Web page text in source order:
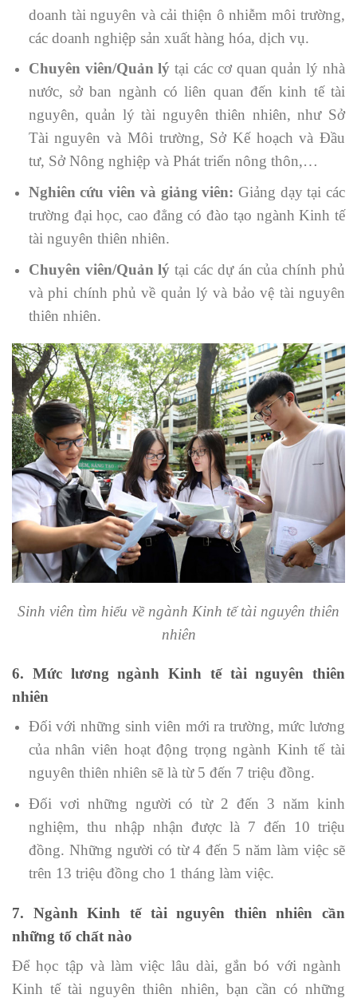
doanh tài nguyên và cải thiện ô nhiễm môi trường,
các doanh nghiệp sản xuất hàng hóa, dịch vụ.
Chuyên viên/Quản lý tại các cơ quan quản lý nhà
nước, sở ban ngành có liên quan đến kinh tế tài
nguyên, quản lý tài nguyên thiên nhiên, như Sở
Tài nguyên và Môi trường, Sở Kế hoạch và Đầu
tư, Sở Nông nghiệp và Phát triển nông thôn,…
Nghiên cứu viên và giảng viên: Giảng dạy tại các
trường đại học, cao đẳng có đào tạo ngành Kinh tế
tài nguyên thiên nhiên.
Chuyên viên/Quản lý tại các dự án của chính phủ
và phi chính phủ về quản lý và bảo vệ tài nguyên
thiên nhiên.
Sinh viên tìm hiểu về ngành Kinh tế tài nguyên thiên
nhiên
6. Mức lương ngành Kinh tế tài nguyên thiên
nhiên
Đối với những sinh viên mới ra trường, mức lương
của nhân viên hoạt động trọng ngành Kinh tế tài
nguyên thiên nhiên sẽ là từ 5 đến 7 triệu đồng.
Đối vơi những người có từ 2 đến 3 năm kinh
nghiệm, thu nhập nhận được là 7 đến 10 triệu
đồng. Những người có từ 4 đến 5 năm làm việc sẽ
trên 13 triệu đồng cho 1 tháng làm việc.
7. Ngành Kinh tế tài nguyên thiên nhiên cần
những tố chất nào
Để học tập và làm việc lâu dài, gắn bó với ngành
Kinh tế tài nguyên thiên nhiên, bạn cần có những